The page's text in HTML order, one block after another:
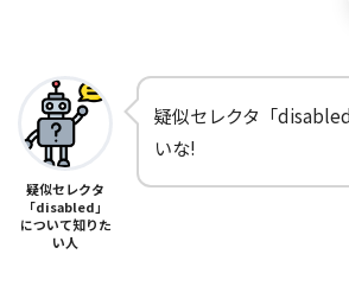
疑似セレクタ
「disabled」
について知りた
い人
疑似セレクタ「
いな!